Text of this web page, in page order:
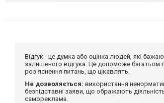
Відгук - це думка або оцінка людей, які
залишеного відгука. Це допоможе багатьом
роз'яснення питань, що цікавлять.
Не дозволяється: використання
безпідставні заяви, що ображають
самореклама.